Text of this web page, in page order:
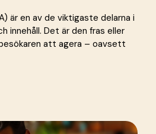
är en av de viktigaste delarna i
innehåll. Det är den fras eller
att agera – oavsett